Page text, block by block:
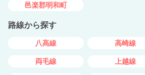
邑楽郡明和町
路線から探す
八高線 高崎線
両毛線 上越線